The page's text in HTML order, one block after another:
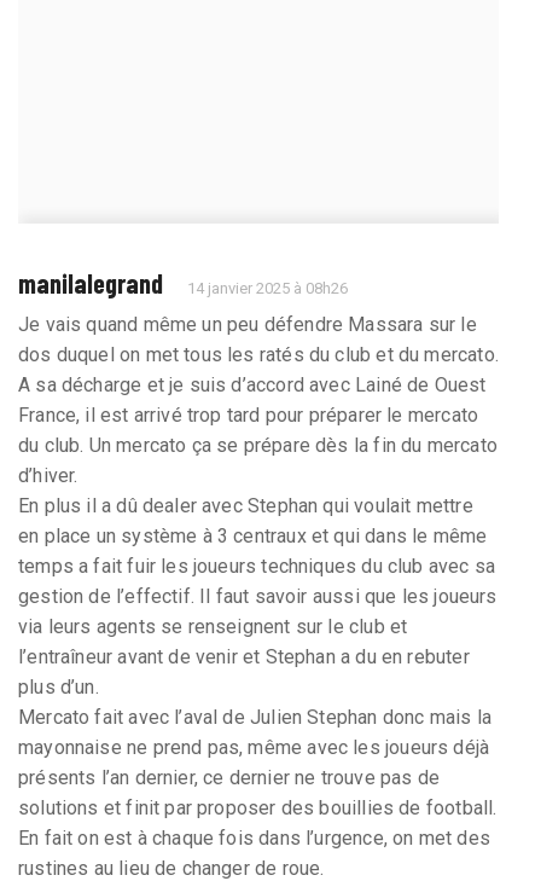
manilalegrand 14 janvier 2025 à 08h26
Je vais quand même un peu défendre Massara sur le
dos duquel on met tous les ratés du club et du mercato.
A sa décharge et je suis d’accord avec Lainé de Ouest
France, il est arrivé trop tard pour préparer le mercato
du club. Un mercato ça se prépare dès la fin du mercato
d’hiver.
En plus il a dû dealer avec Stephan qui voulait mettre
en place un système à 3 centraux et qui dans le même
temps a fait fuir les joueurs techniques du club avec sa
gestion de l’effectif. Il faut savoir aussi que les joueurs
via leurs agents se renseignent sur le club et
l’entraîneur avant de venir et Stephan a du en rebuter
plus d’un.
Mercato fait avec l’aval de Julien Stephan donc mais la
mayonnaise ne prend pas, même avec les joueurs déjà
présents l’an dernier, ce dernier ne trouve pas de
solutions et finit par proposer des bouillies de football.
En fait on est à chaque fois dans l’urgence, on met des
rustines au lieu de changer de roue.